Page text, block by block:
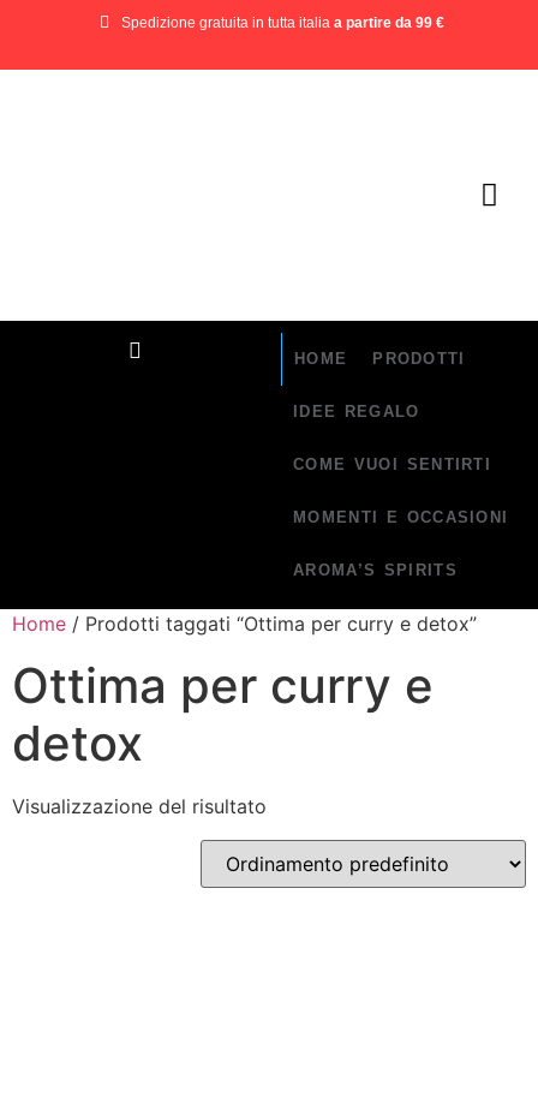
Spedizione gratuita in tutta italia a partire da 99 €
HOME PRODOTTI
IDEE REGALO
COME VUOI SENTIRTI
MOMENTI E OCCASIONI
AROMA’S SPIRITS
Home / Prodotti taggati “Ottima per curry e detox”
Ottima per curry e
detox
Visualizzazione del risultato